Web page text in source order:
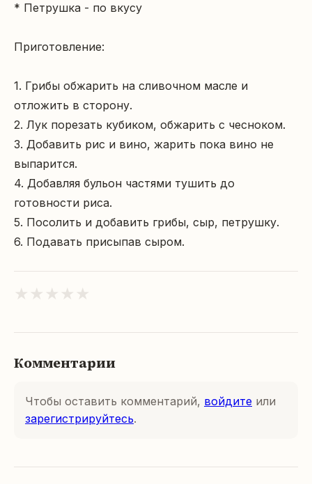
* Петрушка - по вкусу
Приготовление:
1. Грибы обжарить на сливочном масле и
отложить в сторону.
2. Лук порезать кубиком, обжарить с чесноком.
3. Добавить рис и вино, жарить пока вино не
выпарится.
4. Добавляя бульон частями тушить до
готовности риса.
5. Посолить и добавить грибы, сыр, петрушку.
6. Подавать присыпав сыром.
★ ★ ★ ★ ★
Комментарии
Чтобы оставить комментарий, войдите или
зарегистрируйтесь.